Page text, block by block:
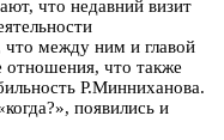
что недавний визит
что между ним и главой
отношения, что также
Р.Минниханова.
появились и